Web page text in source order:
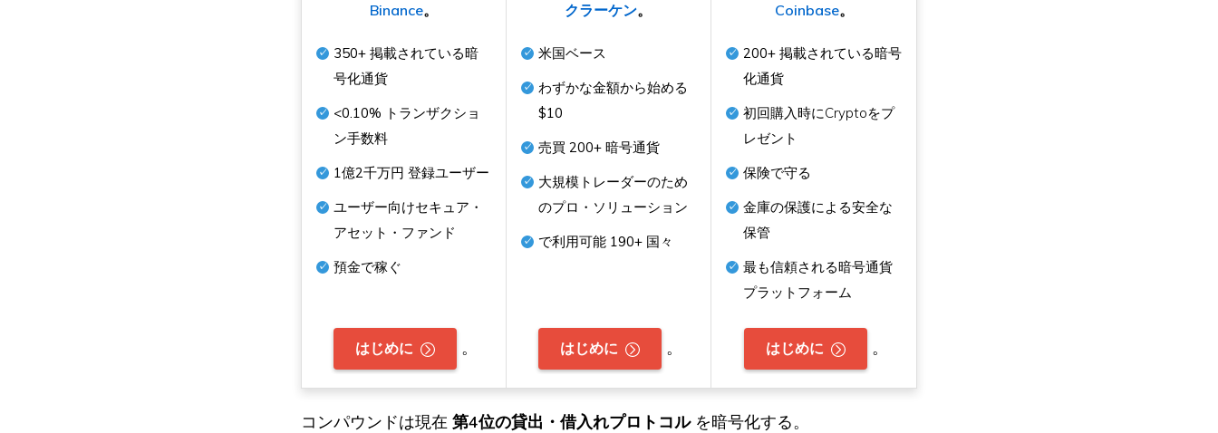
Binance。
350+ 掲載されている暗
号化通貨
<0.10% トランザクショ
ン手数料
1億2千万円 登録ユーザー
ユーザー向けセキュア・
アセット・ファンド
預金で稼ぐ
はじめに 。
クラーケン。
米国ベース
わずかな金額から始める
$10
売買 200+暗号通貨
大規模トレーダーのため
のプロ・ソリューション
で利用可能 190+国々
はじめに 。
Coinbase。
200+ 掲載されている暗号
化通貨
初回購入時にCryptoをプ
レゼント
保険で守る
金庫の保護による安全な
保管
最も信頼される暗号通貨
プラットフォーム
はじめに 。
コンパウンドは現在 第4位の貸出・借入れプロトコルを暗号化する。